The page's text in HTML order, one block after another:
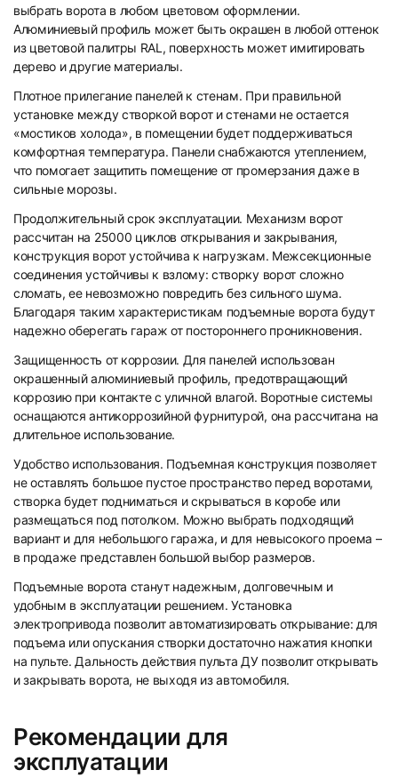
выбрать ворота в любом цветовом оформлении.
Алюминиевый профиль может быть окрашен в любой оттенок
из цветовой палитры RAL, поверхность может имитировать
дерево и другие материалы.
Плотное прилегание панелей к стенам. При правильной
установке между створкой ворот и стенами не остается
«мостиков холода», в помещении будет поддерживаться
комфортная температура. Панели снабжаются утеплением,
что помогает защитить помещение от промерзания даже в
сильные морозы.
Продолжительный срок эксплуатации. Механизм ворот
рассчитан на 25000 циклов открывания и закрывания,
конструкция ворот устойчива к нагрузкам. Межсекционные
соединения устойчивы к взлому: створку ворот сложно
сломать, ее невозможно повредить без сильного шума.
Благодаря таким характеристикам подъемные ворота будут
надежно оберегать гараж от постороннего проникновения.
Защищенность от коррозии. Для панелей использован
окрашенный алюминиевый профиль, предотвращающий
коррозию при контакте с уличной влагой. Воротные системы
оснащаются антикоррозийной фурнитурой, она рассчитана на
длительное использование.
Удобство использования. Подъемная конструкция позволяет
не оставлять большое пустое пространство перед воротами,
створка будет подниматься и скрываться в коробе или
размещаться под потолком. Можно выбрать подходящий
вариант и для небольшого гаража, и для невысокого проема –
в продаже представлен большой выбор размеров.
Подъемные ворота станут надежным, долговечным и
удобным в эксплуатации решением. Установка
электропривода позволит автоматизировать открывание: для
подъема или опускания створки достаточно нажатия кнопки
на пульте. Дальность действия пульта ДУ позволит открывать
и закрывать ворота, не выходя из автомобиля.
Рекомендации для
эксплуатации